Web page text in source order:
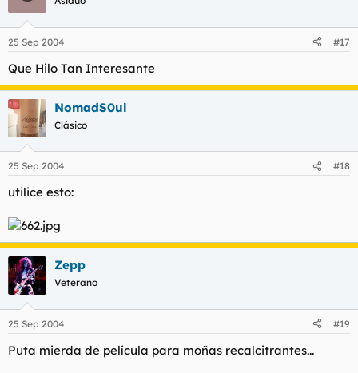
25 Sep 2004 #17
Que Hilo Tan Interesante
NomadS0ul
Clásico
25 Sep 2004 #18
utilice esto:
Zepp
Veterano
25 Sep 2004 #19
Puta mierda de película para moñas recalcitrantes...